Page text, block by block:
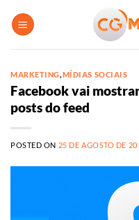
MARKETING,MÍDIAS SOCIAIS
Facebook vai
posts do feed
POSTED ON 25 DE AGOSTO DE